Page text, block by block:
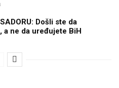
Došli ste da
a ne da uređujete BiH